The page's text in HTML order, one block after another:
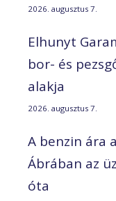
2026. augusztus 7.
Elhunyt
bor- és
alakja
2026. augusztus 7.
A benzin ára
Ábrában az
óta